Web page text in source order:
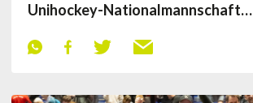
Unihockey-Nationalmannschaft…